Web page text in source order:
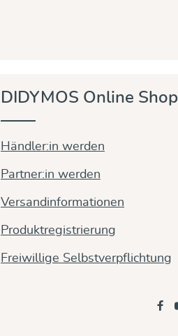
DIDYMOS Online Shop
Händler:in werden
Partner:in werden
Versandinformationen
Produktregistrierung
Freiwillige Selbstverpflichtung